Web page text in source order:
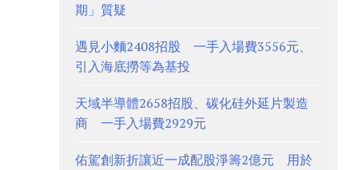
期」質疑
遇見小麵2408招股 一手入場費3556元、
引入海底撈等為基投
天域半導體2658招股、碳化硅外延片製造
商 一手入場費2929元
佑駕創新折讓近一成配股淨籌2億元 用於